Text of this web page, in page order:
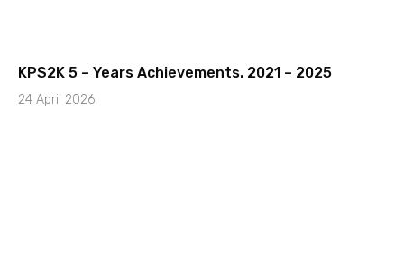
KPS2K 5 – Years Achievements. 2021 – 2025
24 April 2026